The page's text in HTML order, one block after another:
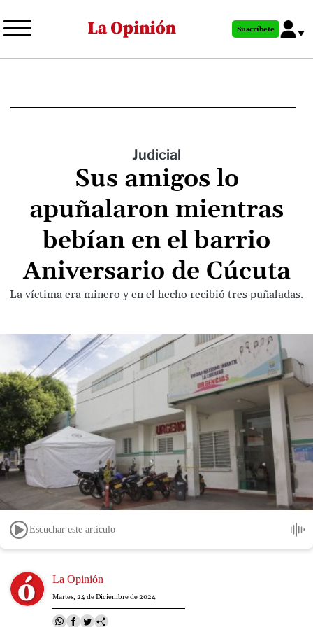
al
principal
Suscríbete
Judicial
Sus amigos lo
apuñalaron mientras
bebían en el barrio
Aniversario de Cúcuta
La víctima era minero y en el hecho recibió tres puñaladas.
Escuchar este artículo
Image La Opinión
Martes, 24 de Diciembre de 2024